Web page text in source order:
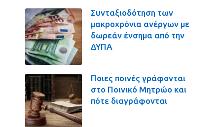
Συνταξιοδότηση των
μακροχρόνια ανέργων με
δωρεάν ένσημα από την
ΔΥΠΑ
Ποιες ποινές γράφονται
στο Ποινικό Μητρώο και
πότε διαγράφονται